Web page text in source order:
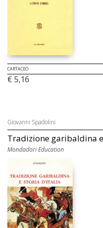
CARTACEO
€ 5,16
Giovanni Spadolini
Tradizione garibaldina
Mondadori Education